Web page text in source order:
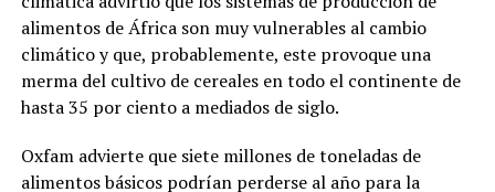
alimentos de África son muy vulnerables al cambio
climático y que, probablemente, este provoque una
merma del cultivo de cereales en todo el continente de
hasta 35 por ciento a mediados de siglo.
Oxfam advierte que siete millones de toneladas de
alimentos básicos podrían perderse al año para la